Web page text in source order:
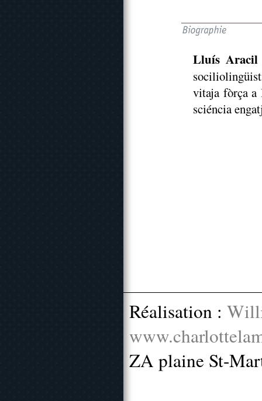
Lluís Aracil
vitaja fòrça a
sciéncia
Réalisation :
ZA plaine St-